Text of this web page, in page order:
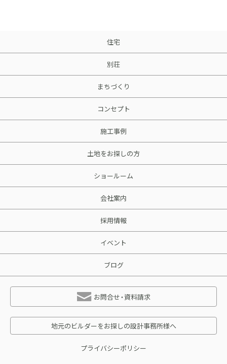
住宅
別荘
まちづくり
コンセプト
施工事例
土地をお探しの方
ショールーム
会社案内
採用情報
イベント
ブログ
お問合せ・資料請求
地元のビルダーをお探しの設計事務所様へ
プライバシーポリシー